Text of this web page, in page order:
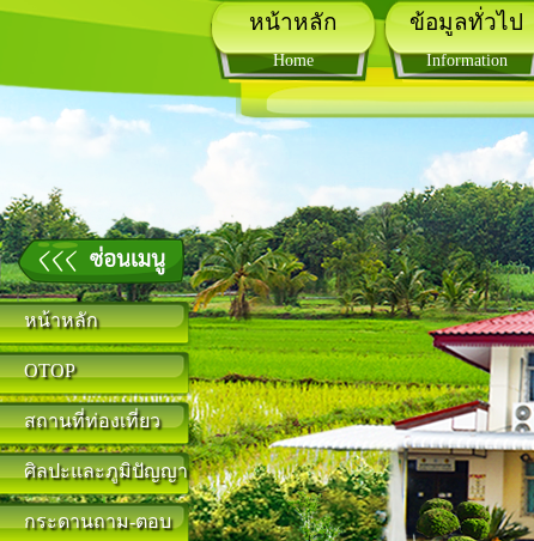
หน้าหลัก
OTOP
สถานที่ท่องเที่ยว
ศิลปะและภูมิปัญญา
กระดานถาม-ตอบ
หน้าหลัก
Home
ข้อมูลทั่วไป
Information